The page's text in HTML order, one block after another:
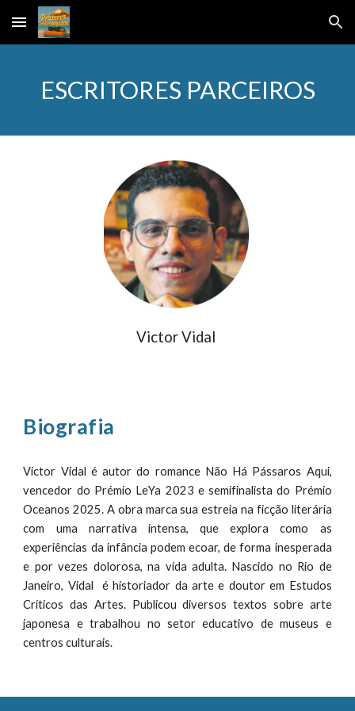
Skip to main content Skip to navigation
ESCRITORES PARCEIROS
Victor Vidal
Biografia
Victor Vidal é autor do romance Não Há Pássaros Aqui,
vencedor do Prémio LeYa 2023 e semifinalista do Prémio
Oceanos 2025. A obra marca sua estreia na ficção literária
com uma narrativa intensa, que explora como as
experiências da infância podem ecoar, de forma inesperada
e por vezes dolorosa, na vida adulta. Nascido no Rio de
Janeiro, Vidal é historiador da arte e doutor em Estudos
Críticos das Artes. Publicou diversos textos sobre arte
japonesa e trabalhou no setor educativo de museus e
centros culturais.